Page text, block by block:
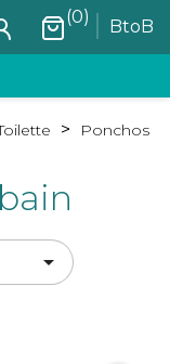
BtoB
(0)
Ponchos
